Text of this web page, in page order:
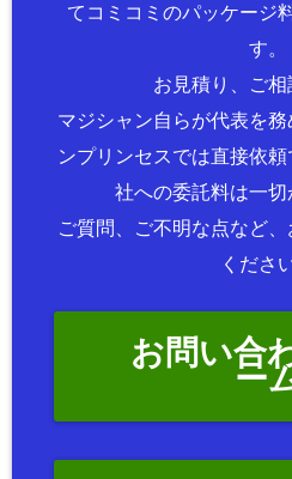
てコミコミのパッケージ
す。
お見積り、ご相
マジシャン自らが代表を
ンプリンセスでは直接依
社への委託料は一切
ご質問、ご不明な点など
くださ
お問い合
ー